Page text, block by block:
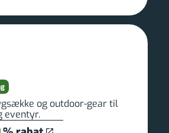
og outdoor-gear til
eventyr.